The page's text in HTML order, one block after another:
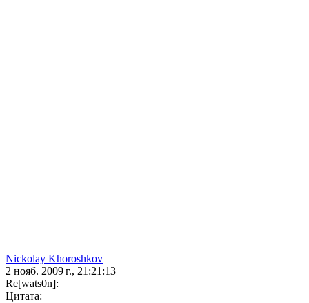
Nickolay Khoroshkov
2 нояб. 2009 г., 21:21:13
Re[wats0n]:
Цитата: